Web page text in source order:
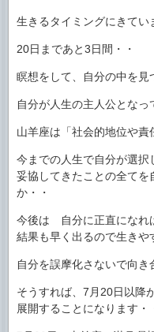
生きるタイミングにきてい
20日まであと3日間・・
瞑想をして、自分の中を見
自分が人生の主人公となっ
山羊座は「社会的地位や責
今までの人生で自分が選択
妥協してきたことの全て
か・・
今後は 自分に正直になれ
結果も早く出るので生きや
自分を誤摩化さないで向き
そうすれば、7月20日以降
展開することになります・